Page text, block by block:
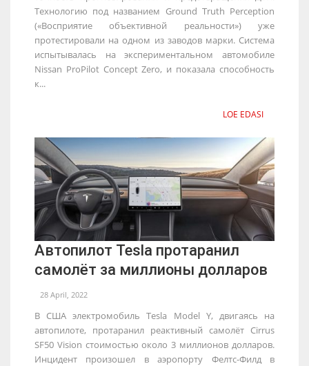
Технологию под названием Ground Truth Perception
(«Восприятие объективной реальности») уже
протестировали на одном из заводов марки. Система
испытывалась на экспериментальном автомобиле
Nissan ProPilot Concept Zero, и показала способность
к...
LOE EDASI
Автопилот Tesla протаранил
самолёт за миллионы долларов
28 April, 2022
В США электромобиль Tesla Model Y, двигаясь на
автопилоте, протаранил реактивный самолёт Cirrus
SF50 Vision стоимостью около 3 миллионов долларов.
Инцидент произошел в аэропорту Фелтс-Филд в